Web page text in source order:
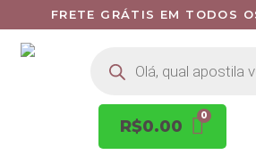
FRETE GRÁTIS EM TODOS
R$0.00